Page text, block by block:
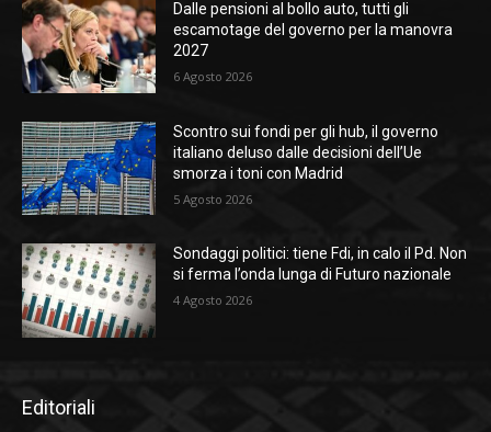
Dalle pensioni al bollo auto, tutti gli
escamotage del governo per la manovra
2027
6 Agosto 2026
Scontro sui fondi per gli hub, il governo
italiano deluso dalle decisioni dell’Ue
smorza i toni con Madrid
5 Agosto 2026
Sondaggi politici: tiene Fdi, in calo il Pd. Non
si ferma l’onda lunga di Futuro nazionale
4 Agosto 2026
Editoriali